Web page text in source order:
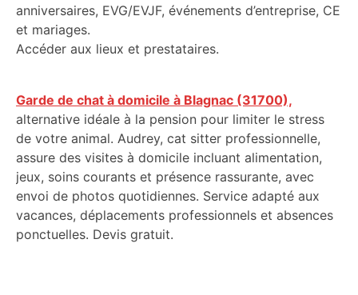
anniversaires, EVG/EVJF, événements d’entreprise, CE
et mariages.
Accéder aux lieux et prestataires.
Garde de chat à domicile à Blagnac (31700),
alternative idéale à la pension pour limiter le stress
de votre animal. Audrey, cat sitter professionnelle,
assure des visites à domicile incluant alimentation,
jeux, soins courants et présence rassurante, avec
envoi de photos quotidiennes. Service adapté aux
vacances, déplacements professionnels et absences
ponctuelles. Devis gratuit.